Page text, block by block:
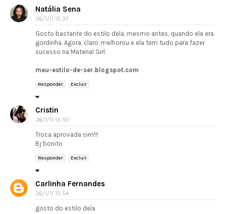
Natália Sena
26/1/11 15:37
Gosto bastante do estilo dela, mesmo antes, quando ela era
gordinha. Agora, claro, melhorou e ela tem tudo para fazer
sucesso na Material Girl.
meu-estilo-de-ser.blogspot.com
Responder Excluir
Cristin
26/1/11 15:50
Troca aprovada sim!!!
Bj bonito
Responder Excluir
Carlinha Fernandes
26/1/11 15:54
gosto do estilo dela